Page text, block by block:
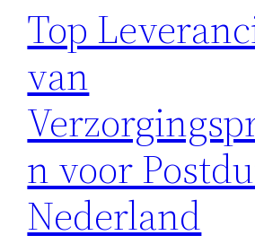
Top
van
n voor
Nederland